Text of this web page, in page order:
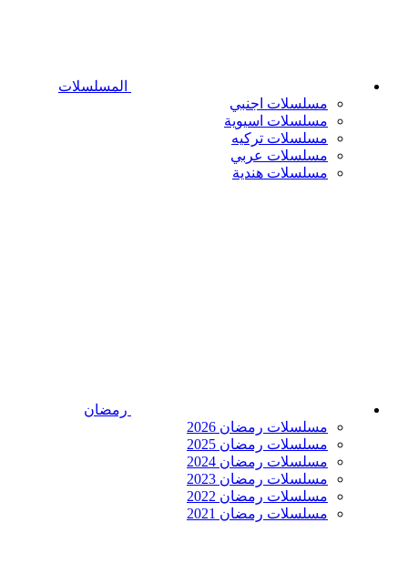
المسلسلات
مسلسلات اجنبي
مسلسلات اسيوية
مسلسلات تركيه
مسلسلات عربي
مسلسلات هندية
رمضان
مسلسلات رمضان 2026
مسلسلات رمضان 2025
مسلسلات رمضان 2024
مسلسلات رمضان 2023
مسلسلات رمضان 2022
مسلسلات رمضان 2021